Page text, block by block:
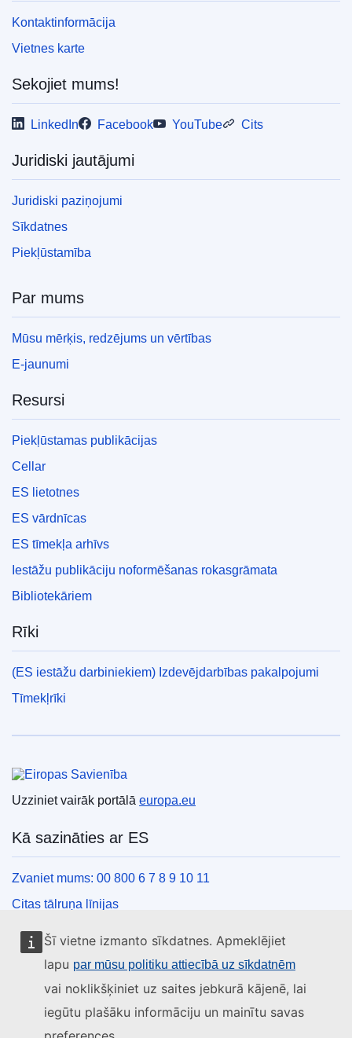
Šī vietne izmanto sīkdatnes. Apmeklējiet
lapu par mūsu politiku attiecībā uz sīkdatnēm
vai noklikšķiniet uz saites jebkurā kājenē, lai
iegūtu plašāku informāciju un mainītu savas
Kontaktinformācija
Vietnes karte
Sekojiet mums!
LinkedIn Facebook YouTube Cits
Juridiski jautājumi
Juridiski paziņojumi
Sīkdatnes
Piekļūstamība
Par mums
Mūsu mērķis, redzējums un vērtības
E-jaunumi
Resursi
Piekļūstamas publikācijas
Cellar
ES lietotnes
ES vārdnīcas
ES tīmekļa arhīvs
Iestāžu publikāciju noformēšanas rokasgrāmata
Bibliotekāriem
Rīki
(ES iestāžu darbiniekiem) Izdevējdarbības pakalpojumi
Tīmekļrīki
Eiropas Savienība
Uzziniet vairāk portālā europa.eu
Kā sazināties ar ES
Zvaniet mums: 00 800 6 7 8 9 10 11
Citas tālruņa līnijas
Saziņas veidlapa
ES centru kontaktinformācija
Sociālie mediji